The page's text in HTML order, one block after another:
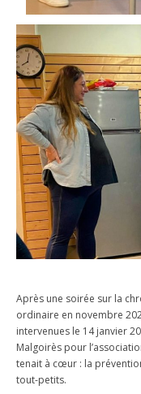
Après une soirée sur la
ordinaire en novembre
intervenues le 14 janvier
Malgoirès pour
tenait à cœur : la
tout-petits.